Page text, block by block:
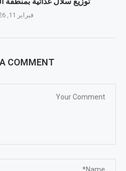
فبراير 11, 2026
COMMENT